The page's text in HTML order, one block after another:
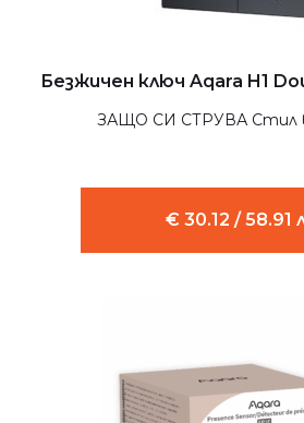
Безжичен ключ Aqara H1
ЗАЩО СИ СТРУВА Стил
€ 30.12 / 58.91